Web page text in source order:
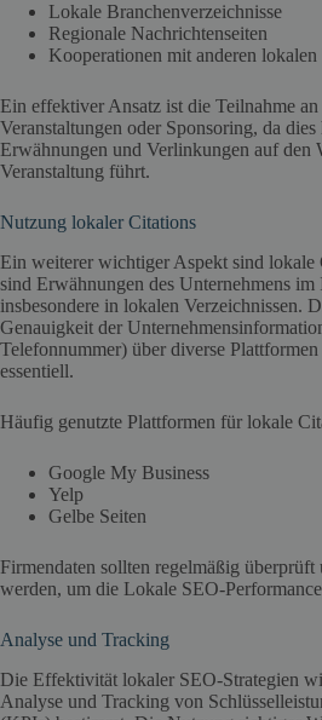
Lokale Branchenverzeichnisse
Regionale Nachrichtenseiten
Kooperationen mit anderen lokalen
Ein effektiver Ansatz ist die Teilnahme
Veranstaltungen oder Sponsoring, da
Erwähnungen und Verlinkungen auf den
Veranstaltung führt.
Nutzung lokaler Citations
Ein weiterer wichtiger Aspekt sind lokale
sind Erwähnungen des Unternehmens im
insbesondere in lokalen Verzeichnissen.
Genauigkeit der
Telefonnummer) über diverse
essentiell.
Häufig genutzte Plattformen für lokale
Google My Business
Yelp
Gelbe Seiten
Firmendaten sollten regelmäßig überprüft
werden, um die Lokale SEO-
Analyse und Tracking
Die Effektivität lokaler SEO-Strategien
Analyse und Tracking von